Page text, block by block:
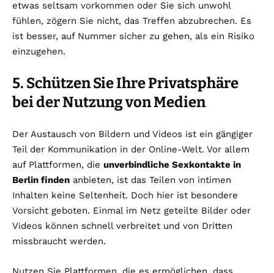
etwas seltsam vorkommen oder Sie sich unwohl
fühlen, zögern Sie nicht, das Treffen abzubrechen. Es
ist besser, auf Nummer sicher zu gehen, als ein Risiko
einzugehen.
5. Schützen Sie Ihre Privatsphäre
bei der Nutzung von Medien
Der Austausch von Bildern und Videos ist ein gängiger
Teil der Kommunikation in der Online-Welt. Vor allem
auf Plattformen, die unverbindliche Sexkontakte in
Berlin finden anbieten, ist das Teilen von intimen
Inhalten keine Seltenheit. Doch hier ist besondere
Vorsicht geboten. Einmal im Netz geteilte Bilder oder
Videos können schnell verbreitet und von Dritten
missbraucht werden.